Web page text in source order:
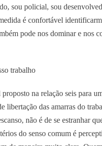
sou policial, sou
é confortável
pode nos dominar e nos
trabalho
proposto na relação seis para
libertação das amarras do
não é de se estranhar
do senso comum é